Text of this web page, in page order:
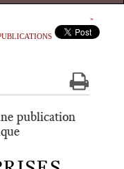
publication